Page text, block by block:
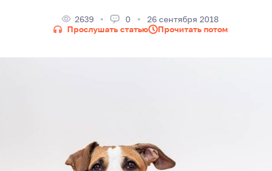
2639 0
26 сентября 2018
Прослушать статью
Прочитать потом